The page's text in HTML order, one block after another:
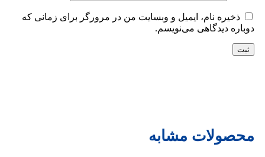
ذخیره نام، ایمیل و وبسایت من در مرورگر برای زمانی که
دوباره دیدگاهی می‌نویسم.
محصولات مشابه